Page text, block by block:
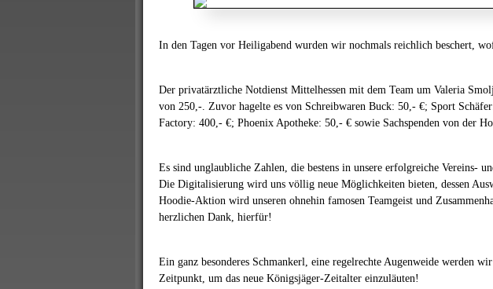
In den Tagen vor Heiligabend wurden wir nochmals reichlich beschert,
Der privatärztliche Notdienst Mittelhessen mit dem Team um Valeria
von 250,-. Zuvor hagelte es von Schreibwaren Buck: 50,- €; Sport
Factory: 400,- €; Phoenix Apotheke: 50,- € sowie Sachspenden von der
Es sind unglaubliche Zahlen, die bestens in unsere erfolgreiche Vereins-
Die Digitalisierung wird uns völlig neue Möglichkeiten bieten, dessen
Hoodie-Aktion wird unseren ohnehin famosen Teamgeist und
herzlichen Dank, hierfür!
Ein ganz besonderes Schmankerl, eine regelrechte Augenweide werden
Zeitpunkt, um das neue Königsjäger-Zeitalter einzuläuten!